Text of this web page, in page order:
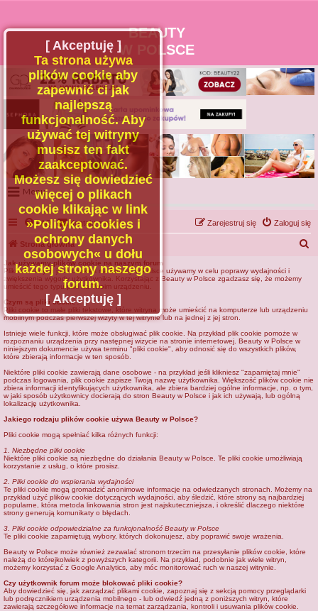
BEAUTY
W POLSCE
Menu
Portal
Facebook
Regulamin
Zapytaj administratora
Kontakt
FAQ Kontakt z nami Zaloguj się
Zarejestruj się
Strona główna
Jak używamy plików cookie na naszym forum
Plików znanych jako cookies na Beauty w Polsce używamy w celu poprawy wydajności i
zwiększenia wygody użytkownika. Korzystając z Beauty w Polsce zgadzasz się, że możemy
umieścić tego typu pliki na Twoim urządzeniu.
Czym są pliki cookie?
Pliki cookie to małe pliki tekstowe, które witryna może umieścić na komputerze lub urządzeniu
mobilnym podczas pierwszej wizyty w tej witrynie lub na jednej z jej stron.
Istnieje wiele funkcji, które może obsługiwać plik cookie. Na przykład plik cookie pomoże w
rozpoznaniu urządzenia przy następnej wizycie na stronie internetowej. Beauty w Polsce w
niniejszym dokumencie używa terminu "pliki cookie", aby odnosić się do wszystkich plików,
które zbierają informacje w ten sposób.
Niektóre pliki cookie zawierają dane osobowe - na przykład jeśli klikniesz "zapamiętaj mnie"
podczas logowania, plik cookie zapisze Twoją nazwę użytkownika. Większość plików cookie nie
zbiera informacji identyfikujących użytkownika, ale zbiera bardziej ogólne informacje, np. o tym,
w jaki sposób użytkownicy docierają do stron Beauty w Polsce i jak ich używają, lub ogólną
lokalizację użytkownika.
Jakiego rodzaju plików cookie używa Beauty w Polsce?
Pliki cookie mogą spełniać kilka różnych funkcji:
1. Niezbędne pliki cookie
Niektóre pliki cookie są niezbędne do działania Beauty w Polsce. Te pliki cookie umożliwiają
korzystanie z usług, o które prosisz.
2. Pliki cookie do wspierania wydajności
Te pliki cookie mogą gromadzić anonimowe informacje na odwiedzanych stronach. Możemy na
przykład użyć plików cookie dotyczących wydajności, aby śledzić, które strony są najbardziej
popularne, która metoda linkowania stron jest najskuteczniejsza, i określić dlaczego niektóre
strony generują komunikaty o błędach.
3. Pliki cookie odpowiedzialne za funkcjonalność Beauty w Polsce
Te pliki cookie zapamiętują wybory, których dokonujesz, aby poprawić swoje wrażenia.
Beauty w Polsce może również zezwalać stronom trzecim na przesyłanie plików cookie, które
należą do którejkolwiek z powyższych kategorii. Na przykład, podobnie jak wiele witryn,
możemy korzystać z Google Analytics, aby móc monitorować ruch w naszej witrynie.
Czy użytkownik forum może blokować pliki cookie?
Aby dowiedzieć się, jak zarządzać plikami cookie, zapoznaj się z sekcją pomocy przeglądarki
lub podręcznikiem urządzenia mobilnego - lub odwiedź jedną z poniższych witryn, które
zawierają szczegółowe informacje na temat zarządzania, kontroli i usuwania plików cookie.
[ Akceptuję ]
Ta strona używa
plików cookie aby
zapewnić ci jak
najlepszą
funkcjonalność. Aby
używać tej witryny
musisz ten fakt
zaakceptować.
Możesz się dowiedzieć
więcej o plikach
cookie klikając w link
»Polityka cookies i
ochrony danych
osobowych« u dołu
każdej strony naszego
forum.
[ Akceptuję ]